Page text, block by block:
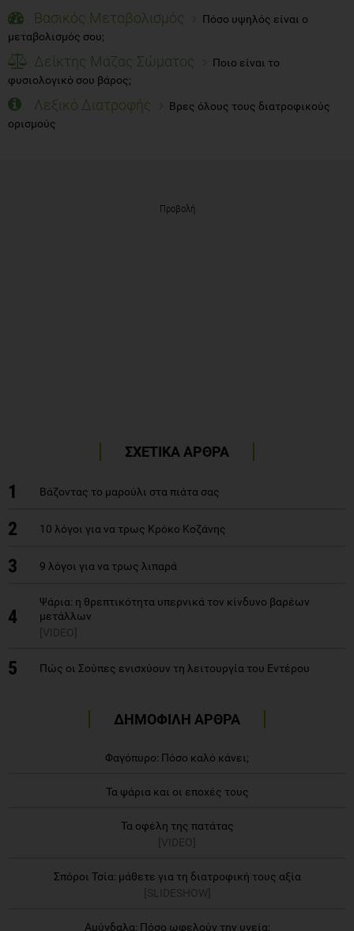
Βασικός Μεταβολισμός
Πόσο υψηλός είναι ο
μεταβολισμός σου;
Δείκτης Μάζας Σώματος
Ποιο είναι το
φυσιολογικό σου βάρος;
Λεξικό Διατροφής
Βρες όλους τους διατροφικούς
ορισμούς
Προβολή
ΣΧΕΤΙΚΑ ΑΡΘΡΑ
1 Βάζοντας το μαρούλι στα πιάτα σας
2 10 λόγοι για να τρως Κρόκο Κοζάνης
3 9 λόγοι για να τρως λιπαρά
4
Ψάρια: η θρεπτικότητα υπερνικά τον κίνδυνο βαρέων
μετάλλων
[VIDEO]
5 Πώς οι Σούπες ενισχύουν τη λειτουργία του Εντέρου
ΔΗΜΟΦΙΛΗ ΑΡΘΡΑ
Φαγόπυρο: Πόσο καλό κάνει;
Τα ψάρια και οι εποχές τους
Τα οφέλη της πατάτας
[VIDEO]
Σπόροι Τσία: μάθετε για τη διατροφική τους αξία
[SLIDESHOW]
Αμύγδαλα: Πόσο ωφελούν την υγεία;